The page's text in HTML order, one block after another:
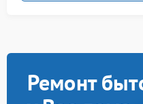
Ремонт